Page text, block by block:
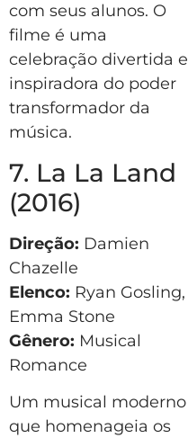
com seus alunos. O
filme é uma
celebração divertida e
inspiradora do poder
transformador da
música.
7. La La Land
(2016)
Direção: Damien
Chazelle
Elenco: Ryan Gosling,
Emma Stone
Gênero: Musical
Romance
Um musical moderno
que homenageia os